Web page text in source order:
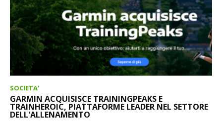
SOCIETA'
GARMIN ACQUISISCE TRAININGPEAKS E
TRAINHEROIC, PIATTAFORME LEADER NEL SETTORE
DELL'ALLENAMENTO